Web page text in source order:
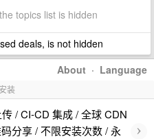
topics list is hidden
deals, is not hidden
About · Language
装
/ CI-CD 集成 / 全球 CDN
分享 / 不限安装次数 / 永
›